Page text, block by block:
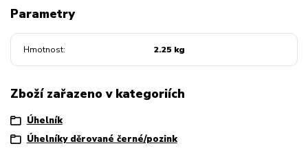
Parametry
Hmotnost 2.25 kg
Zboží zařazeno v kategoriích
Úhelník
Úhelníky děrované černé/pozink